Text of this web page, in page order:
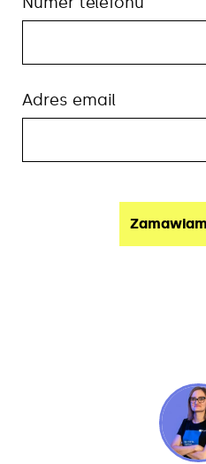
Adres email